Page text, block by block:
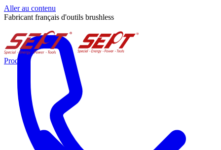
Aller au contenu
Fabricant français d'outils brushless
Produits